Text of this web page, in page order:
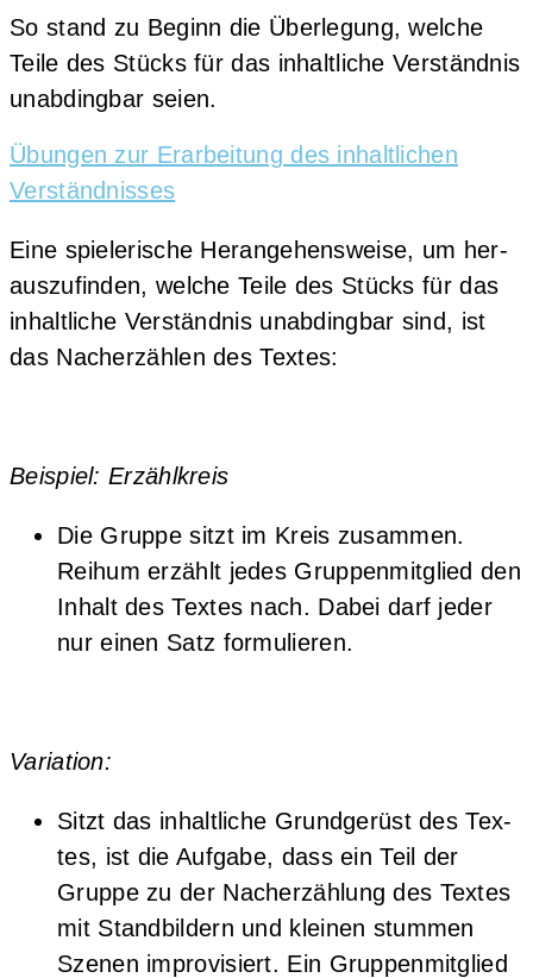
So stand zu Beginn die Über­le­gung, wel­che
Tei­le des Stücks für das inhalt­li­che Ver­ständ­nis
unab­ding­bar seien.
Übun­gen zur Erar­bei­tung des inhalt­li­chen
Verständnisses
Eine spie­le­ri­sche Her­an­ge­hens­wei­se, um her­
aus­zu­fin­den, wel­che Tei­le des Stücks für das
inhalt­li­che Ver­ständ­nis unab­ding­bar sind, ist
das Nach­er­zäh­len des Textes:
Bei­spiel: Erzählkreis
Die Grup­pe sitzt im Kreis zusam­men.
Reih­um erzählt jedes Grup­pen­mit­glied den
Inhalt des Tex­tes nach. Dabei darf jeder
nur einen Satz formulieren.
Varia­ti­on:
Sitzt das inhalt­li­che Grund­ge­rüst des Tex­
tes, ist die Auf­ga­be, dass ein Teil der
Grup­pe zu der Nach­er­zäh­lung des Tex­tes
mit Stand­bil­dern und klei­nen stum­men
Sze­nen impro­vi­siert. Ein Grup­pen­mit­glied